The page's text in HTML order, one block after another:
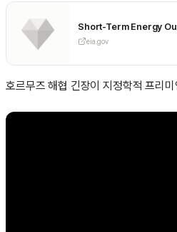
Short-Term Energy
eia.gov
호르무즈 해협 긴장이 지정학적 프리